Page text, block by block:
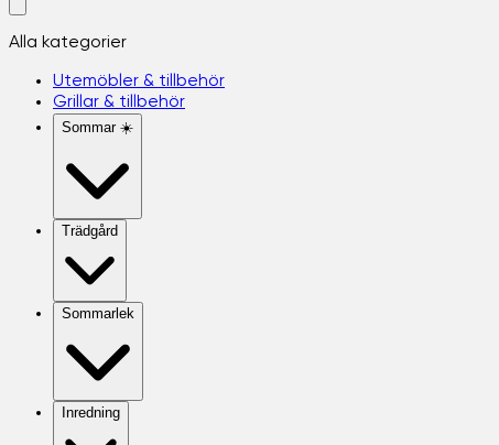
Alla kategorier
Utemöbler & tillbehör
Grillar & tillbehör
Sommar ☀️
Trädgård
Sommarlek
Inredning